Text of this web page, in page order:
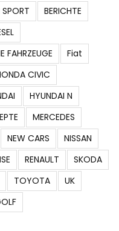
SPORT
BERICHTE
FAHRZEUGE
Fiat
CIVIC
HYUNDAI N
MERCEDES
NEW CARS
NISSAN
RENAULT
SKODA
TOYOTA
UK